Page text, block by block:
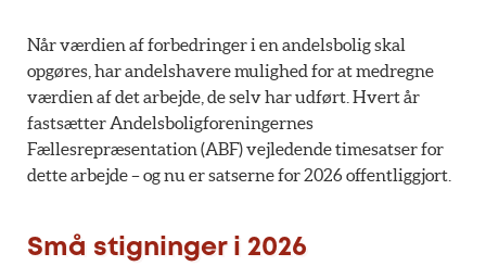
Når værdien af forbedringer i en andelsbolig skal
opgøres, har andelshavere mulighed for at medregne
værdien af det arbejde, de selv har udført. Hvert år
fastsætter Andelsboligforeningernes
Fællesrepræsentation (ABF) vejledende timesatser for
dette arbejde – og nu er satserne for 2026 offentliggjort.
Små stigninger i 2026